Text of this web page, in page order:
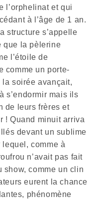
l’orphelinat et qui
à l’âge de 1 an.
structure s’appelle
que la pèlerine
l’étoile de
comme un porte-
la soirée avançait,
s’endormir mais ils
de leurs frères et
Quand minuit arriva
devant un sublime
lequel, comme à
n’avait pas fait
show, comme un clin
eurent la chance
phénomène